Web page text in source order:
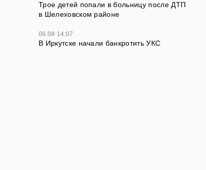
Трое детей попали в больницу после ДТП
в Шелеховском районе
06.08 14:07
В Иркутске начали банкротить УКС